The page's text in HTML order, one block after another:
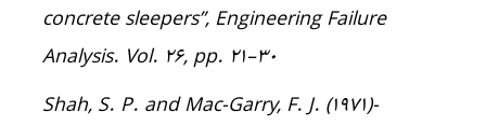
concrete sleepers”, Engineering Failure
Analysis. Vol. 26, pp. 21–۳۰
-Shah, S. P. and Mac-Garry, F. J. (1971)